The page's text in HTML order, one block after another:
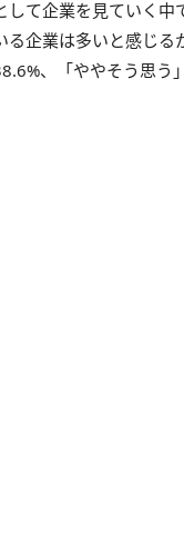
して企業を見ていく中
る企業は多いと感じる
、「ややそう思う